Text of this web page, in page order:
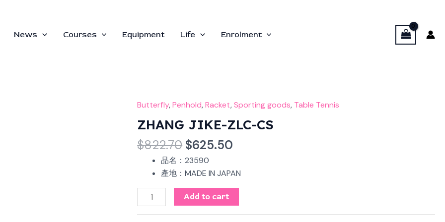
News Courses Equipment Life Enrolment
Butterfly,Penhold,Racket,Sporting goods, Table Tennis
ZHANG JIKE-ZLC-CS
$822.70
Original
price
was:
$822.70.
$625.50
Current
price
is:
品名：23590
產地：MADE IN JAPAN
ZHANG
JIKE-
ZLC-
CS
quantity
Add to cart